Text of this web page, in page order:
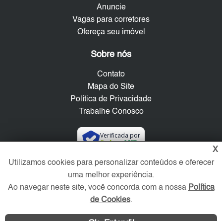
Anuncie
Vagas para corretores
Ofereça seu imóvel
Sobre nós
Contato
Mapa do Site
Política de Privacidade
Trabalhe Conosco
Verificada por
Redes Sociais
X
Utilizamos cookies para personalizar conteúdos e oferecer
uma melhor experiência.
Ao navegar neste site, você concorda com a nossa Política
de Cookies.